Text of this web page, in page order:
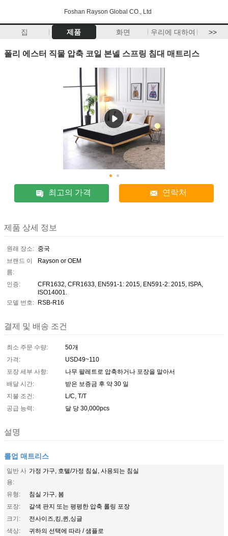
Foshan Rayson Global CO., Ltd
집 제품 화면 우리에 대하여 >>
폴리 에스터 직물 압축 코일 본넬 스프링 침대 매트리스
최고의 가격 연락처
제품 상세 정보
원래 장소: 중국
브랜드 이
름:
Rayson or OEM
인증:
CFR1632, CFR1633, EN591-1: 2015, EN591-2: 2015, ISPA,
ISO14001.
모델 번호: RSB-R16
결제 및 배송 조건
최소 주문 수량:
50개
가격:
USD49~110
포장 세부 사항:
나무 팔레트로 압축하거나 포장을 말아서
배달 시간:
받은 보증금 후 약 30 일
지불 조건:
L/C, T/T
공급 능력:
달 당 30,000pcs
설명
롤업 매트리스
일반 사
용:
가정 가구, 호텔/가정 침실, 사용되는 침실
유형:
침실 가구, 봄
포장:
갈색 판지 또는 평평한 압축 롤링 포장
크기:
전사이즈,킹,퀸,싱글
색상:
귀하의 선택에 따라 / 샘플로